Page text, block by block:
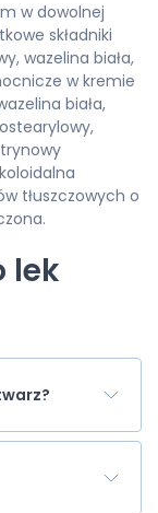
w dowolnej
składniki
wazelina biała,
w kremie
biała,
tłuszczowych o
lek